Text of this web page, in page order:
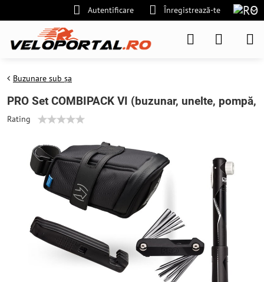
Autentificare Înregistrează-te
Buzunare sub șa
PRO Set COMBIPACK VI (buzunar, unelte, pompă,
Rating